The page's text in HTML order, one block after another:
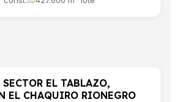
TERRENO
EL TABLAZO,
EL CHAQUIRO RIONEGRO